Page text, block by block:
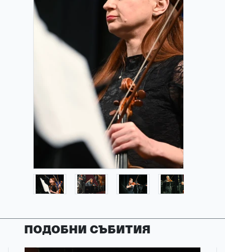
ПОДОБНИ СЪБИТИЯ